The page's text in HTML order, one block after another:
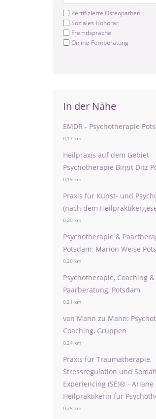
Zertifizierte Osteopathen
Soziales Honorar
Fremdsprache
Online-Fernberatung
In der Nähe
EMDR - Psychotherapie
0,17 km
Heilpraxis auf dem Gebiet
Psychotherapie Birgit Ditz
0,19 km
Praxis für Kunst- und
(nach dem
0,20 km
Psychotherapie &
Potsdam: Marion Weise
0,20 km
Psychotherapie, Coaching &
Paarberatung, Potsdam
0,21 km
von Mann zu Mann:
Coaching, Gruppen
0,24 km
Praxis für Traumatherapie,
Stressregulation und
Experiencing (SE)® - Ariane
Heilpraktikerin für
0,25 km